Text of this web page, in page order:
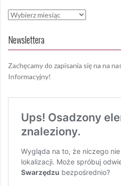
Archiwa
Newslettera
Zachęcamy do zapisania się na na
Informacyjny!